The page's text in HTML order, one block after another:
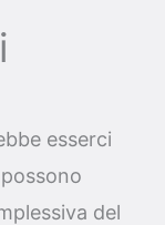
esserci
del